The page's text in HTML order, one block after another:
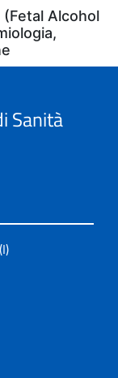
Alcohol
Sanità